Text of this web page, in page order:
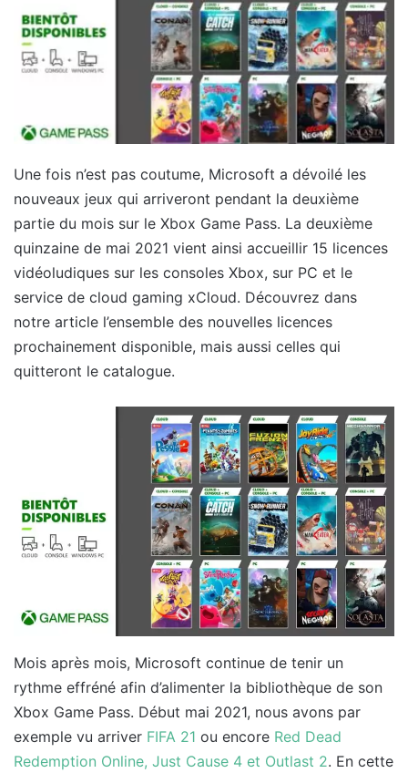
Une fois n’est pas coutume, Microsoft a dévoilé les
nouveaux jeux qui arriveront pendant la deuxième
partie du mois sur le Xbox Game Pass. La deuxième
quinzaine de mai 2021 vient ainsi accueillir 15 licences
vidéoludiques sur les consoles Xbox, sur PC et le
service de cloud gaming xCloud. Découvrez dans
notre article l’ensemble des nouvelles licences
prochainement disponible, mais aussi celles qui
quitteront le catalogue.
Mois après mois, Microsoft continue de tenir un
rythme effréné afin d’alimenter la bibliothèque de son
Xbox Game Pass. Début mai 2021, nous avons par
exemple vu arriver FIFA 21 ou encore Red Dead
Redemption Online, Just Cause 4 et Outlast 2. En cette